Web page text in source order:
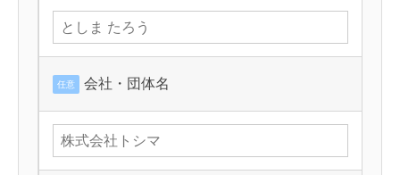
任意 会社・団体名